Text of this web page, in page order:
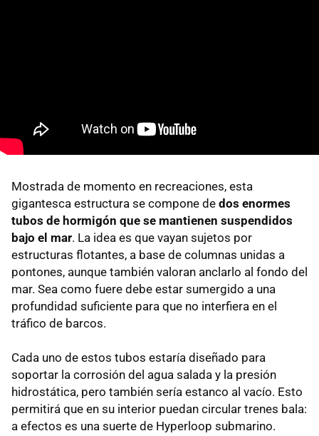
Mostrada de momento en recreaciones, esta
gigantesca estructura se compone de dos enormes
tubos de hormigón que se mantienen suspendidos
bajo el mar. La idea es que vayan sujetos por
estructuras flotantes, a base de columnas unidas a
pontones, aunque también valoran anclarlo al fondo del
mar. Sea como fuere debe estar sumergido a una
profundidad suficiente para que no interfiera en el
tráfico de barcos.
Cada uno de estos tubos estaría diseñado para
soportar la corrosión del agua salada y la presión
hidrostática, pero también sería estanco al vacío. Esto
permitirá que en su interior puedan circular trenes bala:
a efectos es una suerte de Hyperloop submarino.